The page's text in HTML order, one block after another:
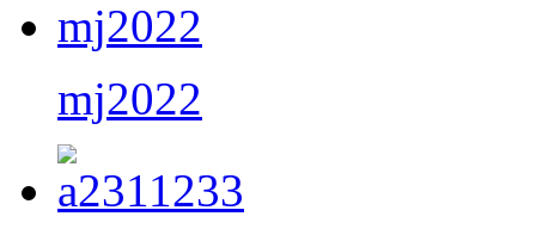
mj2022